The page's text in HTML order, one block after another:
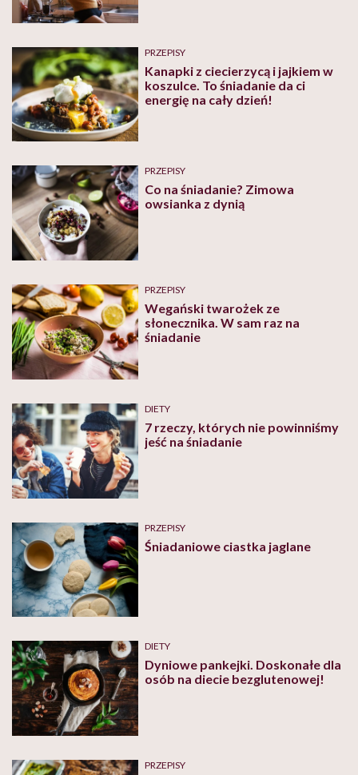
PRZEPISY
Kanapki z ciecierzycą i jajkiem w
koszulce. To śniadanie da ci
energię na cały dzień!
PRZEPISY
Co na śniadanie? Zimowa
owsianka z dynią
PRZEPISY
Wegański twarożek ze
słonecznika. W sam raz na
śniadanie
DIETY
7 rzeczy, których nie powinniśmy
jeść na śniadanie
PRZEPISY
Śniadaniowe ciastka jaglane
DIETY
Dyniowe pankejki. Doskonałe dla
osób na diecie bezglutenowej!
PRZEPISY